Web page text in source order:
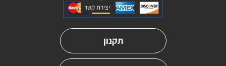
יצירת קשר
תקנון